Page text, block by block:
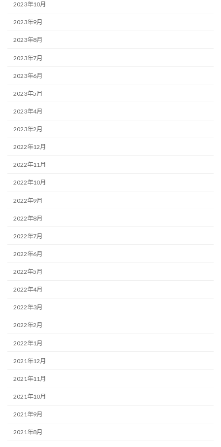
2023年10月
2023年9月
2023年8月
2023年7月
2023年6月
2023年5月
2023年4月
2023年2月
2022年12月
2022年11月
2022年10月
2022年9月
2022年8月
2022年7月
2022年6月
2022年5月
2022年4月
2022年3月
2022年2月
2022年1月
2021年12月
2021年11月
2021年10月
2021年9月
2021年8月